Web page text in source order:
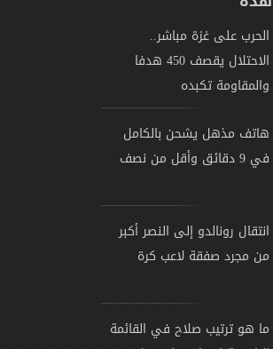
الحرب على غزة مباشر..
الاحتلال يقصف 450 هدفا
والمقاومة تكبده
هاتف مذهل يشحن بالكامل
في 9 دقائق وأقل من نصف
انتقال رونالدو إلى النصر أكبر
من مجرد صفقة لاعب كرة
ما هو ترتيب صلاح في القائمة